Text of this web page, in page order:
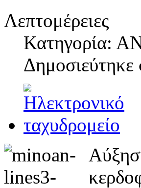
Λεπτομέρειες
Κατηγορία:
Δημοσιεύτηκε